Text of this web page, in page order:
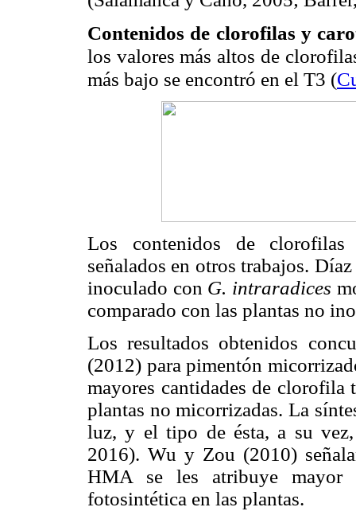
Contenidos de clorofilas y
los valores más altos de
más bajo se encontró en el T3 (
Los contenidos de
señalados en otros trabajos.
inoculado con G. intraradices
comparado con las plantas no
Los resultados obtenidos
(2012) para pimentón
mayores cantidades de
plantas no micorrizadas. La
luz, y el tipo de ésta, a su
2016). Wu y Zou (2010)
HMA se les atribuye mayor
fotosintética en las plantas.